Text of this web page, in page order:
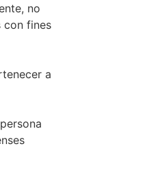
no
con fines
a